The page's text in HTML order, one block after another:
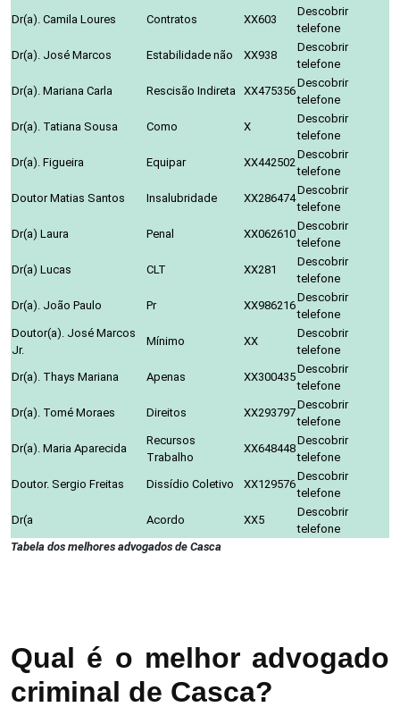
Dr(a). Camila Loures
Contratos XX603
Descobrir
telefone
Dr(a). José Marcos
Estabilidade não XX938
Descobrir
telefone
Dr(a). Mariana Carla
Rescisão Indireta XX475356
Descobrir
telefone
Dr(a). Tatiana Sousa
Como X
Descobrir
telefone
Dr(a). Figueira
Equipar XX442502
Descobrir
telefone
Doutor Matias Santos
Insalubridade XX286474
Descobrir
telefone
Dr(a) Laura
Penal XX062610
Descobrir
telefone
Dr(a) Lucas
CLT XX281
Descobrir
telefone
Dr(a). João Paulo
Pr XX986216
Descobrir
telefone
Doutor(a). José Marcos
Jr.
Mínimo XX
Descobrir
telefone
Dr(a). Thays Mariana
Apenas XX300435
Descobrir
telefone
Dr(a). Tomé Moraes
Direitos XX293797
Descobrir
telefone
Dr(a). Maria Aparecida
Recursos
Trabalho
XX648448
Descobrir
telefone
Doutor. Sergio Freitas
Dissídio Coletivo XX129576
Descobrir
telefone
Dr(a
Acordo XX5
Descobrir
telefone
Tabela dos melhores advogados de Casca
Qual é o melhor advogado
criminal de Casca?